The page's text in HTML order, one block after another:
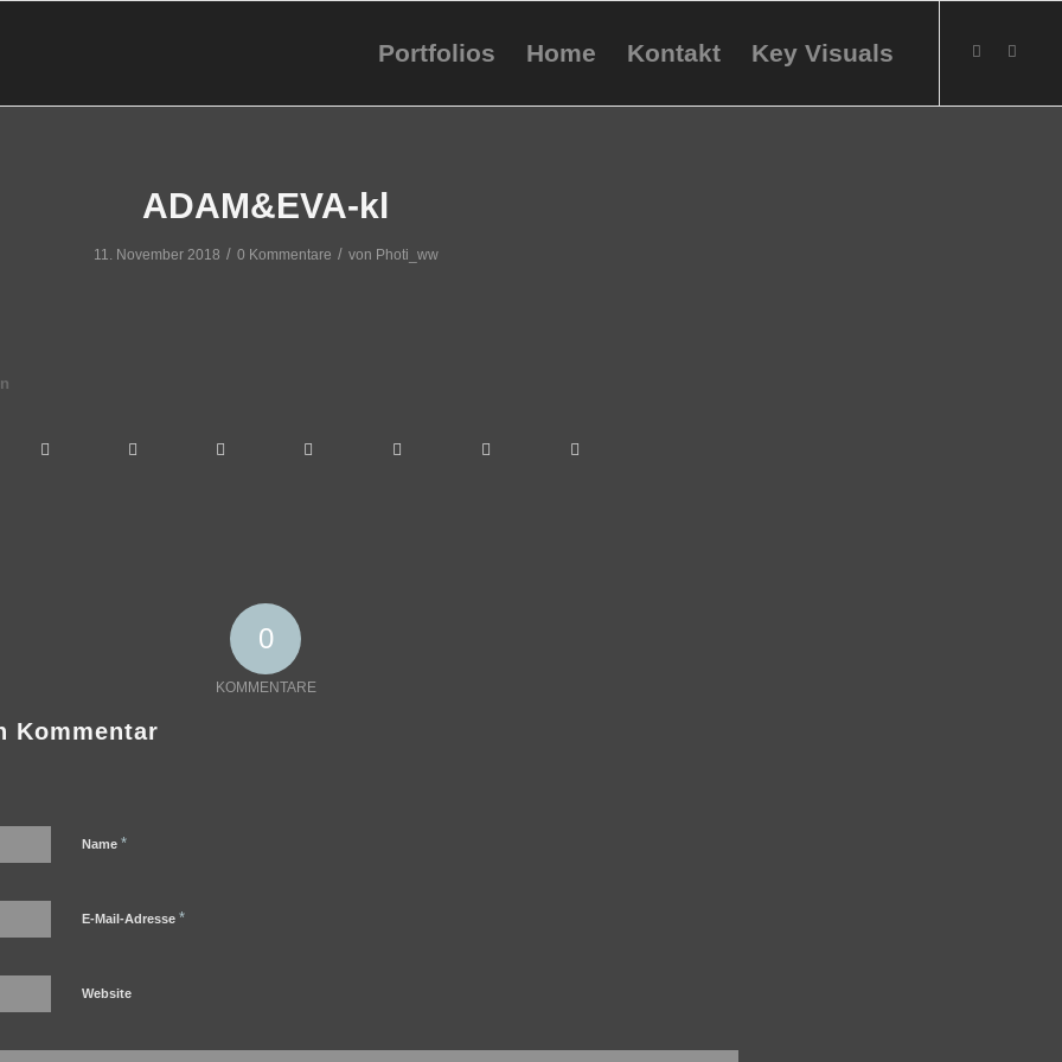
Portfolios Home Kontakt Key Visuals
ADAM&EVA-kl
11. November 2018 / 0 Kommentare / von Photi_ww
0
KOMMENTARE
Kommentar
Name *
E-Mail-Adresse *
Website